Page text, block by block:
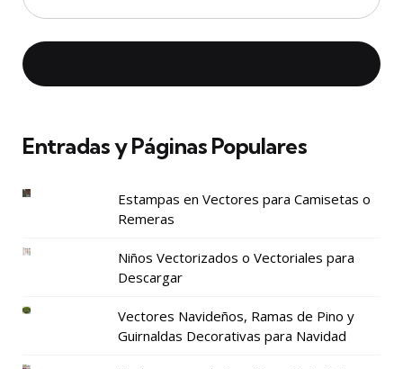
Entradas y Páginas Populares
Estampas en Vectores para Camisetas o
Remeras
Niños Vectorizados o Vectoriales para
Descargar
Vectores Navideños, Ramas de Pino y
Guirnaldas Decorativas para Navidad